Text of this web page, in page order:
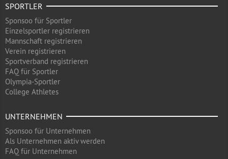
SPORTLER
Sponsoo für Sportler
Einzelsportler registrieren
Mannschaft registrieren
Verein registrieren
Sportverband registrieren
FAQ für Sportler
Olympia-Sportler
College Athletes
UNTERNEHMEN
Sponsoo für Unternehmen
Als Unternehmen aktiv werden
FAQ für Unternehmen